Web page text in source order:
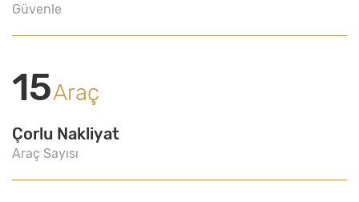
Güvenle
15Araç
Çorlu Nakliyat
Araç Sayısı